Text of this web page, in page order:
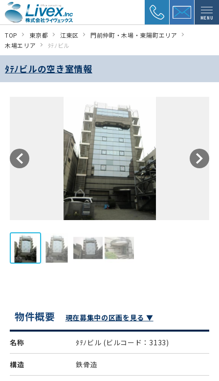
MENU
TOP 東京都 江東区
門前仲町・木場・東陽町エリア
木場エリア
ﾀﾃﾉビル
ﾀﾃﾉビルの空き室情報
物件概要 現在募集中の区画を見る ▼
名称 ﾀﾃﾉビル (ビルコード：3133)
構造 鉄骨造